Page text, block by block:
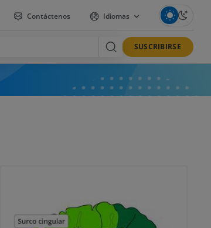
Contáctenos Idiomas
SUSCRIBIRSE